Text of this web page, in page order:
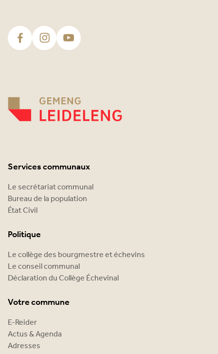
Services communaux
Le secrétariat communal
Bureau de la population
État Civil
Politique
Le collège des bourgmestre et échevins
Le conseil communal
Déclaration du Collège Échevinal
Votre commune
E-Reider
Actus & Agenda
Adresses